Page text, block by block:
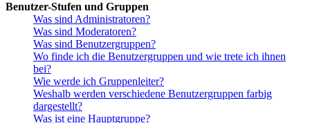
Benutzer-Stufen und Gruppen
Was sind Administratoren?
Was sind Moderatoren?
Was sind Benutzergruppen?
Wo finde ich die Benutzergruppen und wie trete ich ihnen
bei?
Wie werde ich Gruppenleiter?
Weshalb werden verschiedene Benutzergruppen farbig
dargestellt?
Was ist eine Hauptgruppe?